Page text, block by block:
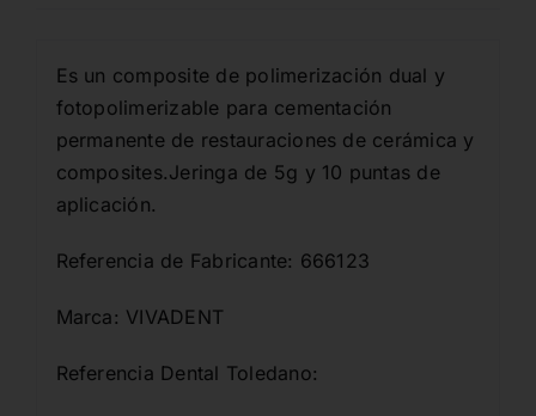
Es un composite de polimerización dual y
fotopolimerizable para cementación
permanente de restauraciones de cerámica y
composites.Jeringa de 5g y 10 puntas de
aplicación.
Referencia de Fabricante: 666123
Marca: VIVADENT
Referencia Dental Toledano: